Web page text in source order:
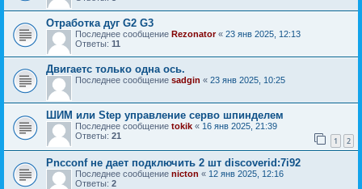
Отработка дуг G2 G3
Последнее сообщение Rezonator« 23 янв 2025, 12:13
Ответы: 11
Двигаетс только одна ось.
Последнее сообщение sadgin « 23 янв 2025, 10:25
ШИМ или Step управление серво шпинделем
Последнее сообщение tokik « 16 янв 2025, 21:39
Ответы: 21 1 2
Pncconf не дает подключить 2 шт discoverid:7i92
Последнее сообщение nicton « 12 янв 2025, 12:16
Ответы: 2